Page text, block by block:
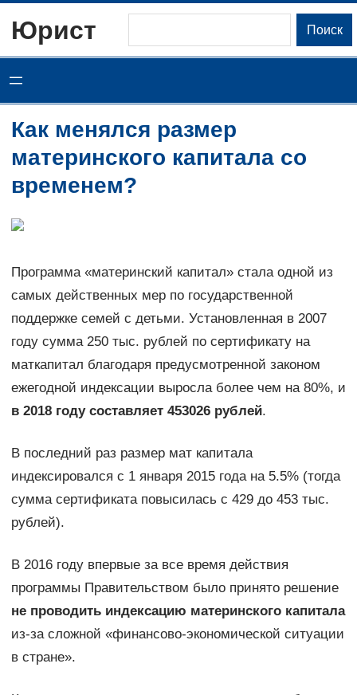
содержимому
Юрист Поиск
Как менялся размер
материнского капитала со
временем?
Программа «материнский капитал» стала одной из
самых действенных мер по государственной
поддержке семей с детьми. Установленная в 2007
году сумма 250 тыс. рублей по сертификату на
маткапитал благодаря предусмотренной законом
ежегодной индексации выросла более чем на 80%, и
в 2018 году составляет 453026 рублей.
В последний раз размер мат капитала
индексировался с 1 января 2015 года на 5.5% (тогда
сумма сертификата повысилась с 429 до 453 тыс.
рублей).
В 2016 году впервые за все время действия
программы Правительством было принято решение
не проводить индексацию материнского капитала
из-за сложной «финансово-экономической ситуации
в стране».